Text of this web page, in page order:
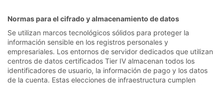
Normas para el cifrado y almacenamiento de datos
Se utilizan marcos tecnológicos sólidos para proteger la
información sensible en los registros personales y
empresariales. Los entornos de servidor dedicados que utilizan
centros de datos certificados Tier IV almacenan todos los
identificadores de usuario, la información de pago y los datos
de la cuenta. Estas elecciones de infraestructura cumplen